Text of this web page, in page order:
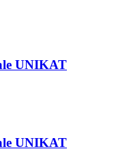
UNIKAT
UNIKAT